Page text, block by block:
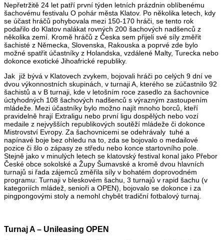
Nepřetržitě 24 let patří první týden letních prázdnin oblíbenému
šachovému festivalu O pohár města Klatov. Po několika letech, kdy
se účast hráčů pohybovala mezi 150-170 hráči, se tento rok
podařilo do Klatov nalákat rovných 200 šachových nadšenců z
několika zemí. Kromě hráčů z Česka sem přijeli své síly změřit
šachisté z Německa, Slovenska, Rakouska a poprvé zde bylo
možné spatřit účastníky z Holandska, vzdálené Malty, Turecka nebo
dokonce exotické Jihoafrické republiky.
Jak již bývá v Klatovech zvykem, bojovali hráči po celých 9 dní ve
dvou výkonnostních skupinách, v turnaji A, kterého se zúčastnilo 92
šachistů a v B turnaji, kde v letošním roce zasedlo za šachovnice
úctyhodných 108 šachových nadšenců s výrazným zastoupením
mládeže. Mezi účastníky bylo možno najít mnoho borců, kteří
pravidelně hrají Extraligu nebo první ligu dospělých nebo vozí
medaile z nejvyšších republikových soutěží mládeže či dokonce
Mistrovství Evropy. Za šachovnicemi se odehrávaly tuhé a
napínavé boje bez ohledu na to, zda se bojovalo o medailové
pozice či šlo o zápasy ze středu nebo konce startovního pole.
Stejně jako v minulých letech se klatovský festival konal jako Přebor
České obce sokolské a Župy Šumavské a kromě dvou hlavních
turnajů si řada zájemců změřila síly v bohatém doprovodném
programu: Turnaji v bleskovém šachu, 3 turnajů v rapid šachu (v
kategoriích mládež, senioři a OPEN), bojovalo se dokonce i za
pingpongovými stoly a nemohl chybět tradiční fotbalový turnaj.
Turnaj A – Unileasing OPEN